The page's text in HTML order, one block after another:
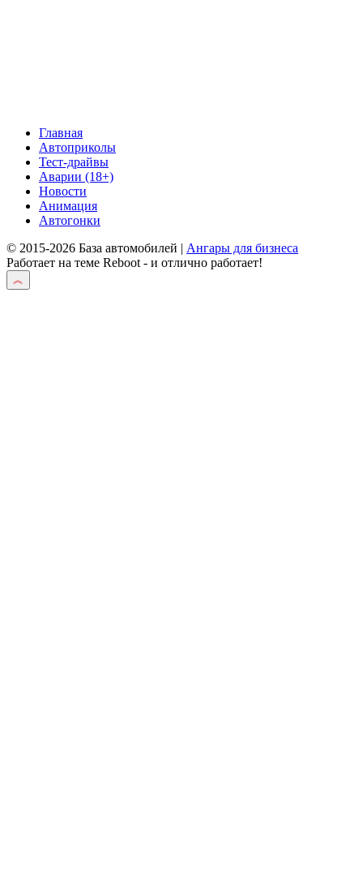
Главная
Автоприколы
Тест-драйвы
Аварии (18+)
Новости
Анимация
Автогонки
© 2015-2026 База автомобилей | Ангары для бизнеса
Работает на теме Reboot - и отлично работает!